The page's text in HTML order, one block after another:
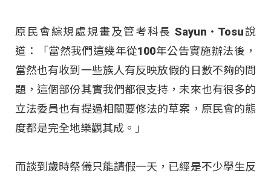
原民會綜規處規畫及管考科長 Sayun‧Tosu說
道：「當然我們這幾年從100年公告實施辦法後，
當然也有收到一些族人有反映放假的日數不夠的問
題，這個部份其實我們都很支持，未來也有很多的
立法委員也有提過相關要修法的草案，原民會的態
度都是完全地樂觀其成。」
而談到歲時祭儀只能請假一天，已經是不少學生反